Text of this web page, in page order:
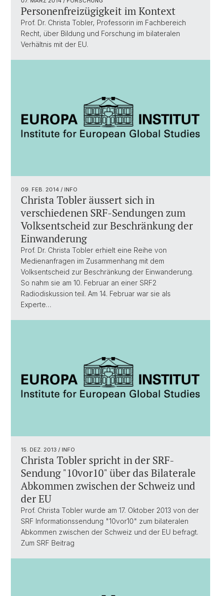
Personenfreizügigkeit im Kontext
Prof. Dr. Christa Tobler, Professorin im Fachbereich
Recht, über Bildung und Forschung im bilateralen
Verhältnis mit der EU.
09. FEB. 2014 / INFO
Christa Tobler äussert sich in
verschiedenen SRF-Sendungen zum
Volksentscheid zur Beschränkung der
Einwanderung
Prof. Dr. Christa Tobler erhielt eine Reihe von
Medienanfragen im Zusammenhang mit dem
Volksentscheid zur Beschränkung der Einwanderung.
So nahm sie am 10. Februar an einer SRF2
Radiodiskussion teil. Am 14. Februar war sie als
Experte…
15. DEZ. 2013 / INFO
Christa Tobler spricht in der SRF-
Sendung "10vor10" über das Bilaterale
Abkommen zwischen der Schweiz und
der EU
Prof. Christa Tobler wurde am 17. Oktober 2013 von der
SRF Informationssendung "10vor10" zum bilateralen
Abkommen zwischen der Schweiz und der EU befragt.
Zum SRF Beitrag